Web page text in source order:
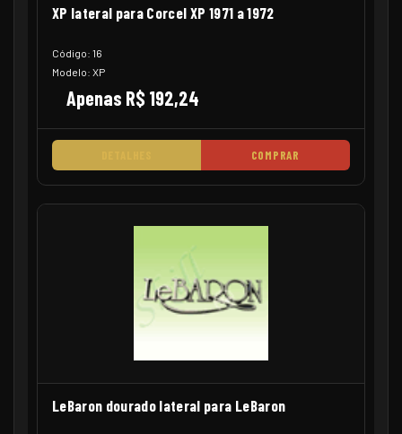
XP lateral para Corcel XP 1971 a 1972
Código: 16
Modelo: XP
Apenas R$ 192,24
COMPRAR
LeBaron dourado lateral para LeBaron